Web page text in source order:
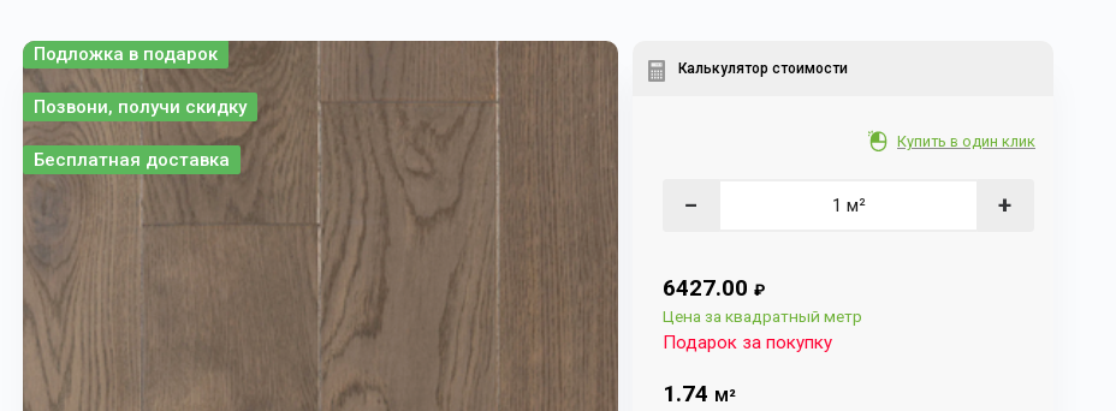
Подложка в подарок
Позвони, получи скидку
Бесплатная доставка
Калькулятор стоимости
Купить в один клик
− +
6427.00 ₽
Цена за квадратный метр
Подарок за покупку
1.74 М²